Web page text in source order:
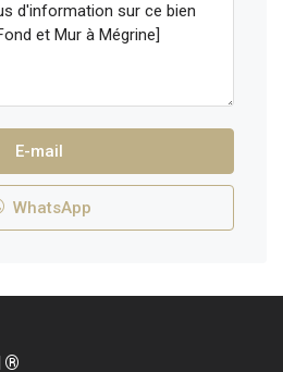
E-mail
WhatsApp